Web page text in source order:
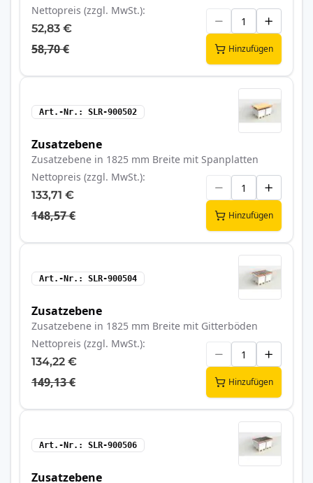
Nettopreis (zzgl. MwSt.)
52,83 €
58,70 € Hinzufügen
Art.-Nr. SLR-900502
Zusatzebene
Zusatzebene in 1825 mm Breite mit Spanplatten
Nettopreis (zzgl. MwSt.)
133,71 €
148,57 € Hinzufügen
Art.-Nr. SLR-900504
Zusatzebene
Zusatzebene in 1825 mm Breite mit Gitterböden
Nettopreis (zzgl. MwSt.)
134,22 €
149,13 € Hinzufügen
Art.-Nr. SLR-900506
Zusatzebene